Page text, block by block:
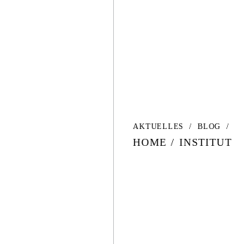
AKTUELLES / BLOG /
HOME / INSTITUT